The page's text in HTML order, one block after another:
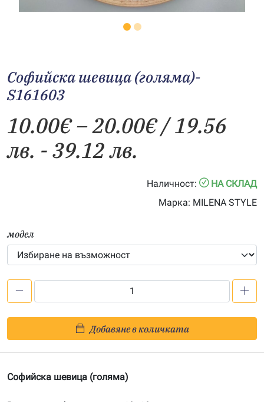
Софийска шевица (голяма)-
S161603
10.00€–20.00€Price
10.00€
through
/ 19.56
лв. - 39.12 лв.
Наличност:
НА СКЛАД
Марка: MILENA STYLE
модел
шевица
(голяма)-
Добавяне в количката
Софийска шевица (голяма)